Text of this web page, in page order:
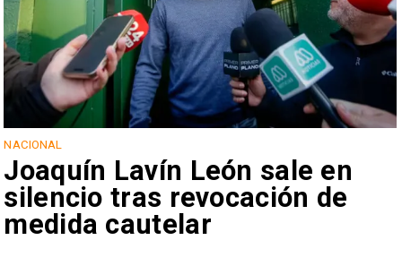
NACIONAL
Joaquín Lavín León sale en
silencio tras revocación de
medida cautelar